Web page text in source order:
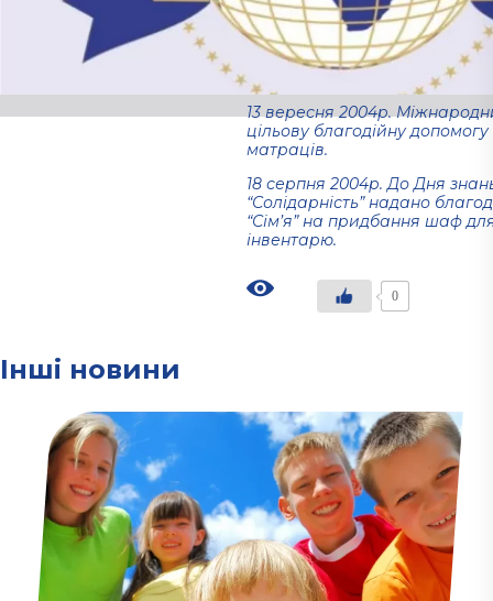
27 вересня 2004р. У зв’язку
г.Беслане Північної Осетії
фонд “Солідарність” надав
результаті цієї трагедії.
13 вересня 2004р.
цільову благодійну
матраців.
18 серпня 2004р. До Дня
“Солідарність” надано
“Сім’я” на придбання шаф
інвентарю.
0
Інші новини